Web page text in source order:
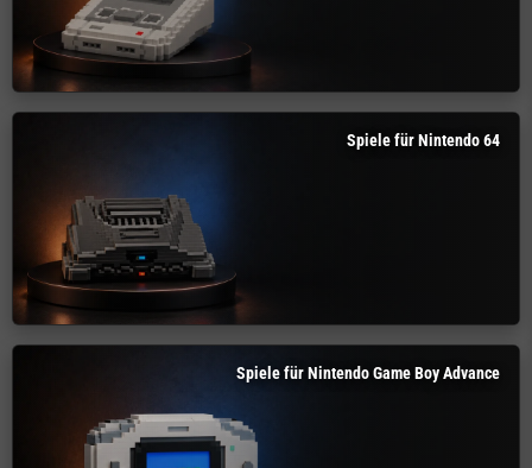
Spiele für Nintendo 64
Spiele für Nintendo Game Boy Advance